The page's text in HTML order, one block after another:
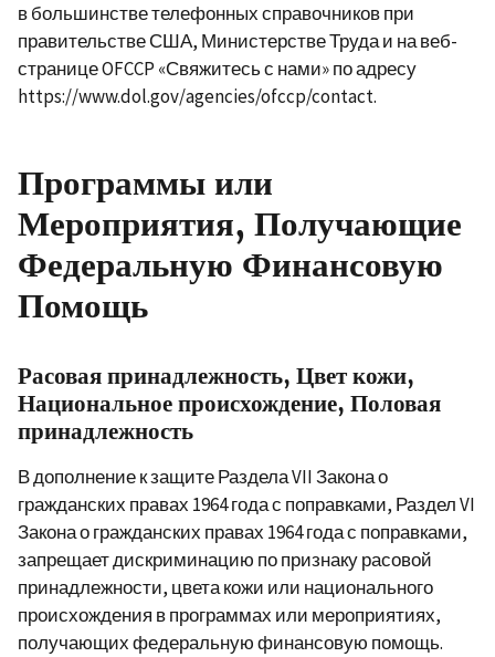
в большинстве телефонных справочников при
правительстве США, Министерстве Труда и на веб-
странице OFCCP «Свяжитесь с нами» по адресу
https://www.dol.gov/agencies/ofccp/contact.
Программы или
Мероприятия, Получающие
Федеральную Финансовую
Помощь
Расовая принадлежность, Цвет кожи,
Национальное происхождение, Половая
принадлежность
В дополнение к защите Раздела VII Закона о
гражданских правах 1964 года с поправками, Раздел VI
Закона о гражданских правах 1964 года с поправками,
запрещает дискриминацию по признаку расовой
принадлежности, цвета кожи или национального
происхождения в программах или мероприятиях,
получающих федеральную финансовую помощь.